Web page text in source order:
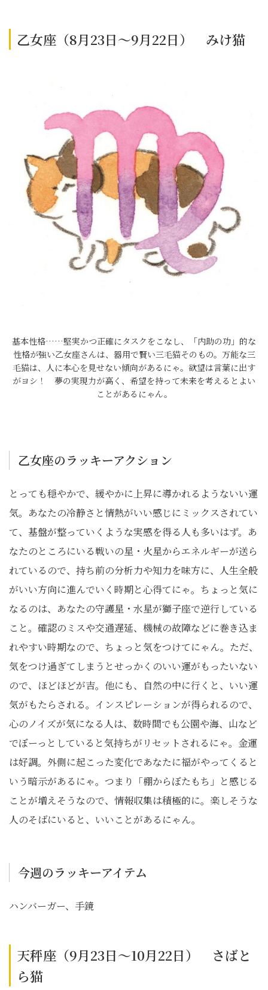
乙女座（8月23日～9月22日） みけ猫
基本性格……堅実かつ正確にタスクをこなし、「内助の功」的な
性格が強い乙女座さんは、器用で賢い三毛猫そのもの。万能な三
毛猫は、人に本心を見せない傾向があるにゃ。欲望は言葉に出す
がヨシ！ 夢の実現力が高く、希望を持って未来を考えるとよい
ことがあるにゃん。
乙女座のラッキーアクション
とっても穏やかで、緩やかに上昇に導かれるようないい運
気。あなたの冷静さと情熱がいい感じにミックスされてい
て、基盤が整っていくような実感を得る人も多いはず。あ
なたのところにいる戦いの星・火星からエネルギーが送ら
れているので、持ち前の分析力や知力を味方に、人生全般
がいい方向に進んでいく時期と心得てにゃ。ちょっと気に
なるのは、あなたの守護星・水星が獅子座で逆行している
こと。確認のミスや交通遅延、機械の故障などに巻き込ま
れやすい時期なので、ちょっと気をつけてにゃん。ただ、
気をつけ過ぎてしまうとせっかくのいい運がもったいない
ので、ほどほどが吉。他にも、自然の中に行くと、いい運
気がもたらされる。インスピレーションが得られるので、
心のノイズが気になる人は、数時間でも公園や海、山など
でぼーっとしていると気持ちがリセットされるにゃ。金運
は好調。外側に起こった変化であなたに福がやってくると
いう暗示があるにゃ。つまり「棚からぼたもち」と感じる
ことが増えそうなので、情報収集は積極的に。楽しそうな
人のそばにいると、いいことがあるにゃん。
今週のラッキーアイテム
ハンバーガー、手鏡
天秤座（9月23日～10月22日） さばと
ら猫